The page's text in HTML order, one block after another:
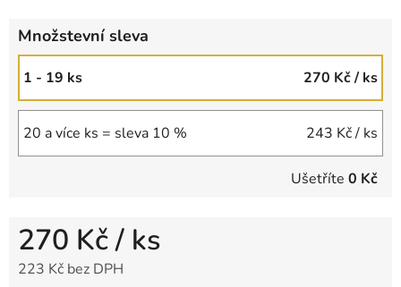
Množstevní sleva
1 - 19 ks 270 Kč/ ks
20 a více ks = sleva 10 % 243 Kč/ ks
Ušetříte 0 Kč
270 Kč/ ks
223 Kč bez DPH